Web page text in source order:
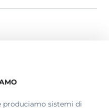
produciamo sistemi di